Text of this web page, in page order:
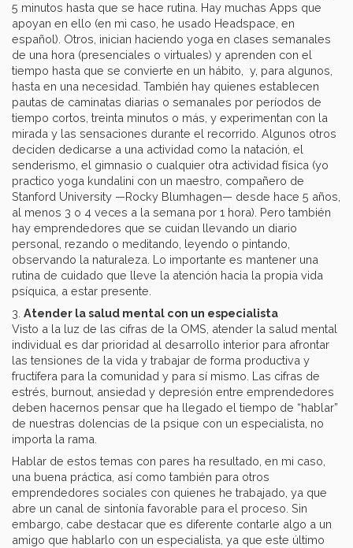
5 minutos hasta que se hace rutina. Hay muchas Apps que
apoyan en ello (en mi caso, he usado Headspace, en
español). Otros, inician haciendo yoga en clases semanales
de una hora (presenciales o virtuales) y aprenden con el
tiempo hasta que se convierte en un hábito, y, para algunos,
hasta en una necesidad. También hay quienes establecen
pautas de caminatas diarias o semanales por períodos de
tiempo cortos, treinta minutos o más, y experimentan con la
mirada y las sensaciones durante el recorrido. Algunos otros
deciden dedicarse a una actividad como la natación, el
senderismo, el gimnasio o cualquier otra actividad física (yo
practico yoga kundalini con un maestro, compañero de
Stanford University —Rocky Blumhagen— desde hace 5 años,
al menos 3 o 4 veces a la semana por 1 hora). Pero también
hay emprendedores que se cuidan llevando un diario
personal, rezando o meditando, leyendo o pintando,
observando la naturaleza. Lo importante es mantener una
rutina de cuidado que lleve la atención hacia la propia vida
psíquica, a estar presente.
3. Atender la salud mental con un especialista
Visto a la luz de las cifras de la OMS, atender la salud mental
individual es dar prioridad al desarrollo interior para afrontar
las tensiones de la vida y trabajar de forma productiva y
fructífera para la comunidad y para sí mismo. Las cifras de
estrés, burnout, ansiedad y depresión entre emprendedores
deben hacernos pensar que ha llegado el tiempo de “hablar”
de nuestras dolencias de la psique con un especialista, no
importa la rama.
Hablar de estos temas con pares ha resultado, en mi caso,
una buena práctica, así como también para otros
emprendedores sociales con quienes he trabajado, ya que
abre un canal de sintonía favorable para el proceso. Sin
embargo, cabe destacar que es diferente contarle algo a un
amigo que hablarlo con un especialista, ya que este último